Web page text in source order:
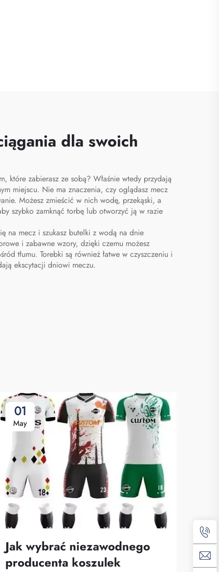
dla swoich
które zabierasz ze sobą? Właśnie wtedy przydają
miejscu. Nie ma znaczenia, czy oglądasz mecz
Możesz zmieścić w nich wodę, przekąski, a
szybko zamknąć torbę lub otworzyć ją w razie
na mecz i szukasz butelki z wodą na dnie
i zabawne wzory, dzięki czemu możesz
tłumu. Torebki są również łatwe w czyszczeniu i
ekscytacji dniowi meczu.
01
May
Jak wybrać niezawodnego
producenta koszulek